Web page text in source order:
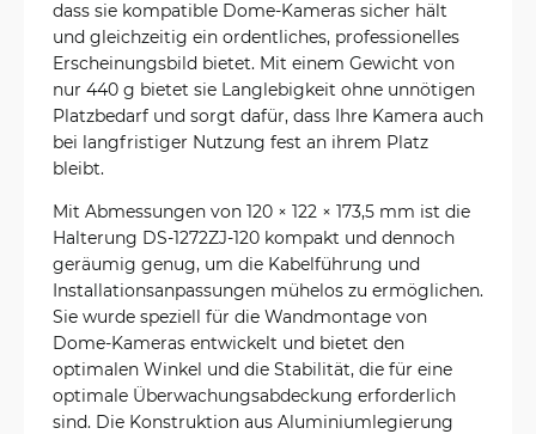
dass sie kompatible Dome-Kameras sicher hält
und gleichzeitig ein ordentliches, professionelles
Erscheinungsbild bietet. Mit einem Gewicht von
nur 440 g bietet sie Langlebigkeit ohne unnötigen
Platzbedarf und sorgt dafür, dass Ihre Kamera auch
bei langfristiger Nutzung fest an ihrem Platz
bleibt.
Mit Abmessungen von 120 × 122 × 173,5 mm ist die
Halterung DS-1272ZJ-120 kompakt und dennoch
geräumig genug, um die Kabelführung und
Installationsanpassungen mühelos zu ermöglichen.
Sie wurde speziell für die Wandmontage von
Dome-Kameras entwickelt und bietet den
optimalen Winkel und die Stabilität, die für eine
optimale Überwachungsabdeckung erforderlich
sind. Die Konstruktion aus Aluminiumlegierung